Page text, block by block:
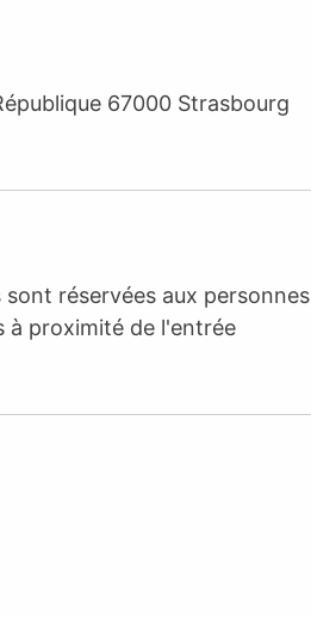
67000 Strasbourg
réservées aux personnes
à proximité de l'entrée